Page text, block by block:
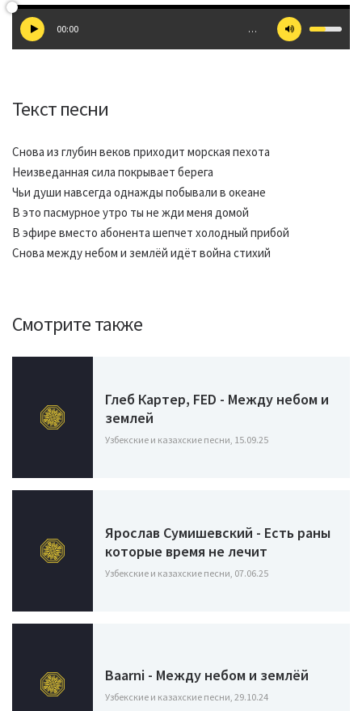
00:00 …
Текст песни
Снова из глубин веков приходит морская пехота
Неизведанная сила покрывает берега
Чьи души навсегда однажды побывали в океане
В это пасмурное утро ты не жди меня домой
В эфире вместо абонента шепчет холодный прибой
Снова между небом и землёй идёт война стихий
Смотрите также
Глеб Картер, FED - Между небом и
землей
Узбекские и казахские песни, 15.09.25
Ярослав Сумишевский - Есть раны
которые время не лечит
Узбекские и казахские песни, 07.06.25
Baarni - Между небом и землёй
Узбекские и казахские песни, 29.10.24